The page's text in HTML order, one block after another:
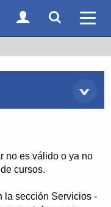
web
Acceso Socios
Acceso
no es válido o ya no
cursos.
la sección Servicios -